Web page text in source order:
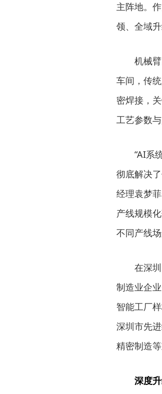
主阵地。
领、全域
机械
车间，传
密焊接，
工艺参数
“AI系
彻底解决
经理袁梦
产线规模
不同产线
在深
制造业企
智能工厂
深圳市先
精密制造
深度